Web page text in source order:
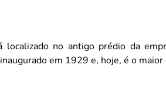
localizado no antigo prédio da
em 1929 e, hoje, é o